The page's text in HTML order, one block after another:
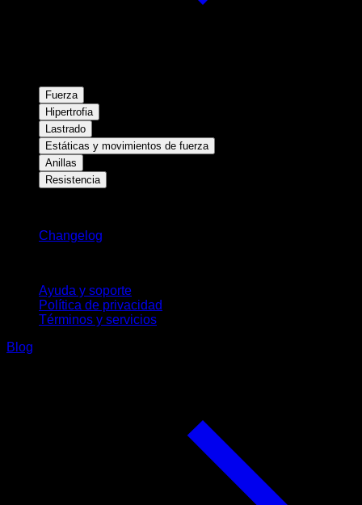
Fuerza
Hipertrofia
Lastrado
Estáticas y movimientos de fuerza
Anillas
Resistencia
Changelog
Ayuda y soporte
Política de privacidad
Términos y servicios
Blog